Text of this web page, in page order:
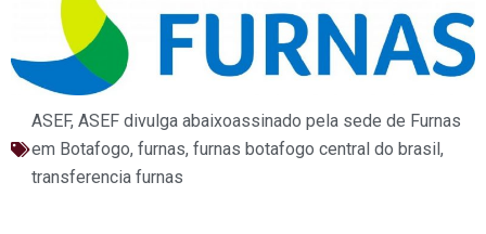
ASEF, ASEF divulga abaixoassinado pela sede de Furnas
em Botafogo, furnas, furnas botafogo central do brasil ,
transferencia furnas